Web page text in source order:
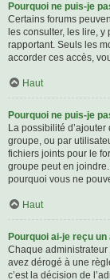
Pourquoi ne puis-je
Certains forums
les consulter, les lire, y
rapportant. Seuls les
accorder ces accès,
Haut
Pourquoi ne puis-je
La possibilité
groupe, ou par
fichiers joints pour le
groupe peut en
pourquoi vous ne
Haut
Pourquoi ai-je reçu
Chaque
avez dérogé à une
c’est la décision de